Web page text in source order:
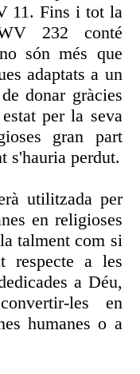
11. Fins i tot la
232 conté
són més que
adaptats a un
donar gràcies
per la seva
gran part
s'hauria perdut.
utilitzada per
en religioses
talment com si
respecte a les
a Déu,
les en
humanes o a